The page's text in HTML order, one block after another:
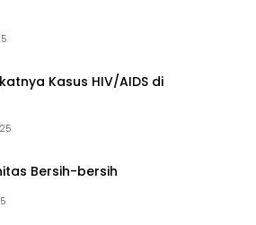
Kasus HIV/AIDS di
Bersih-bersih